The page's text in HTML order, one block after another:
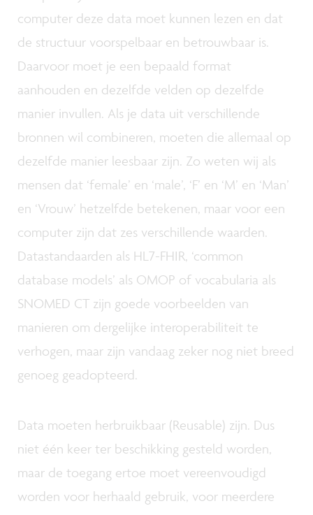
computer deze data moet kunnen lezen en dat
de structuur voorspelbaar en betrouwbaar is.
Daarvoor moet je een bepaald format
aanhouden en dezelfde velden op dezelfde
manier invullen. Als je data uit verschillende
bronnen wil combineren, moeten die allemaal op
dezelfde manier leesbaar zijn. Zo weten wij als
mensen dat ‘female’ en ‘male’, ‘F’ en ‘M’ en ‘Man’
en ‘Vrouw’ hetzelfde betekenen, maar voor een
computer zijn dat zes verschillende waarden.
Datastandaarden als HL7-FHIR, ‘common
database models’ als OMOP of vocabularia als
SNOMED CT zijn goede voorbeelden van
manieren om dergelijke interoperabiliteit te
verhogen, maar zijn vandaag zeker nog niet breed
genoeg geadopteerd.
Data moeten herbruikbaar (Reusable) zijn. Dus
niet één keer ter beschikking gesteld worden,
maar de toegang ertoe moet vereenvoudigd
worden voor herhaald gebruik, voor meerdere